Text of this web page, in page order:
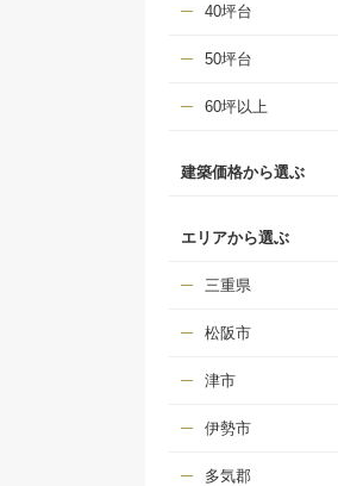
40坪台
50坪台
60坪以上
建築価格から選ぶ
エリアから選ぶ
三重県
松阪市
津市
伊勢市
多気郡